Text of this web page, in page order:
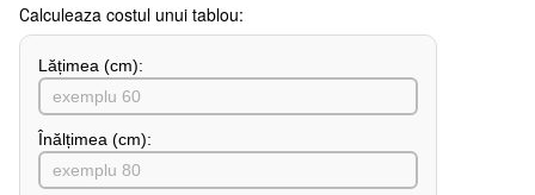
Сalculeaza costul unui tablou:
Lățimea (сm):
Înălțimea (cm):